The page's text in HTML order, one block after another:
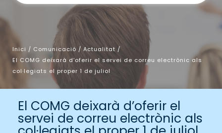
Inici / Comunicació / Actualitat /
El COMG deixarà d’oferir el servei de correu electrònic als
col·legiats el proper 1 de juliol
El COMG deixarà d’oferir el
servei de correu electrònic als